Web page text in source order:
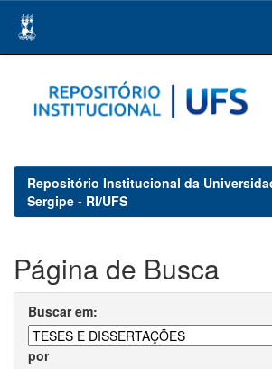
navigation
Repositório Institucional da
Sergipe - RI/UFS
Página de Busca
Buscar em:
por